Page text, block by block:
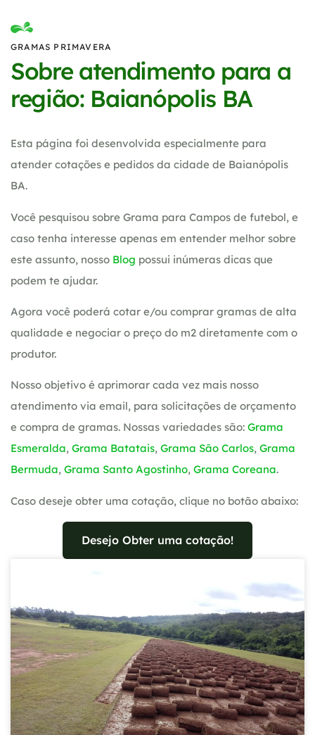
GRAMAS PRIMAVERA
Sobre atendimento para a
região: Baianópolis BA
Esta página foi desenvolvida especialmente para
atender cotações e pedidos da cidade de Baianópolis
BA.
Você pesquisou sobre Grama para Campos de futebol, e
caso tenha interesse apenas em entender melhor sobre
este assunto, nosso Blog possui inúmeras dicas que
podem te ajudar.
Agora você poderá cotar e/ou comprar gramas de alta
qualidade e negociar o preço do m2 diretamente com o
produtor.
Nosso objetivo é aprimorar cada vez mais nosso
atendimento via email, para solicitações de orçamento
e compra de gramas. Nossas variedades são: Grama
Esmeralda, Grama Batatais, Grama São Carlos, Grama
Bermuda, Grama Santo Agostinho, Grama Coreana.
Caso deseje obter uma cotação, clique no botão abaixo:
Desejo Obter uma cotação!